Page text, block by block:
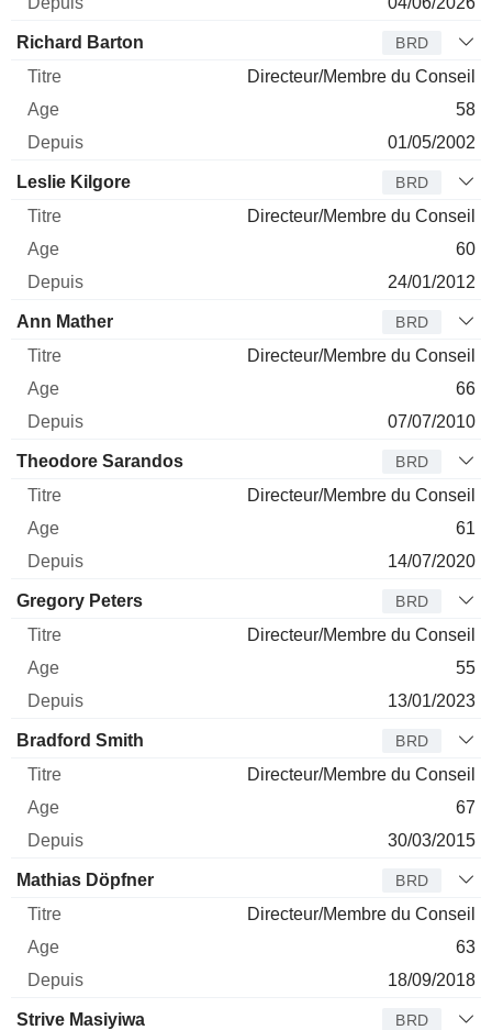
Richard Barton BRD
Directeur/Membre du Conseil
58
01/05/2002
Leslie Kilgore BRD
Directeur/Membre du Conseil
60
24/01/2012
Ann Mather BRD
Directeur/Membre du Conseil
66
07/07/2010
Theodore Sarandos BRD
Directeur/Membre du Conseil
61
14/07/2020
Gregory Peters BRD
Directeur/Membre du Conseil
55
13/01/2023
Bradford Smith BRD
Directeur/Membre du Conseil
67
30/03/2015
Mathias Döpfner BRD
Directeur/Membre du Conseil
63
18/09/2018
Strive Masiyiwa BRD